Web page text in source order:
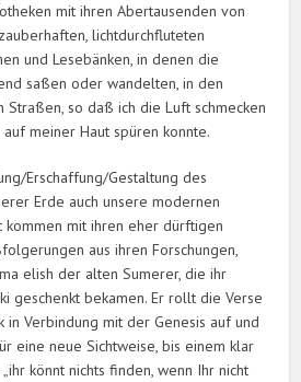
mit ihren Abertausenden von
lichtdurchfluteten
und Lesebänken, in denen die
saßen oder wandelten, in den
Straßen, so daß ich die Luft schmecken
meiner Haut spüren konnte.
Erschaffung/Gestaltung des
Erde auch unsere modernen
kommen mit ihren eher dürftigen
aus ihren Forschungen,
elish der alten Sumerer, die ihr
geschenkt bekamen. Er rollt die Verse
in Verbindung mit der Genesis auf und
eine neue Sichtweise, bis einem klar
könnt nichts finden, wenn Ihr nicht